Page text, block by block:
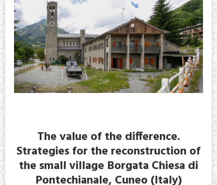
The value of the difference.
Strategies for the reconstruction of
the small village Borgata Chiesa di
Pontechianale, Cuneo (Italy)